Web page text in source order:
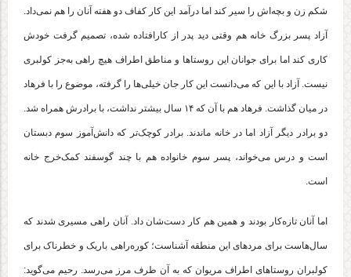
شکم زن و بچه‌‌اش را سیر کند اما درآمد این کار کفاف دو هفته آنان را هم نمی‌داد.
آزاد پسر بزرگ خانه هم وقتی دید پدر از کارافتاده شده، تصمیم گرفت خودش
کاری کند اما برای جوانان این روستاها و مناطق اطراف هیچ راهی به‌جز کولبری
نیست. آزاد با این که می‌دانست این کار جان خیلی‌ها را گرفته، موضوع را با فرهاد
در میان گذاشت. فرهاد هم با آن که ۱۴‌ سال بیشتر نداشت، با برادرش همراه شد.
دو برادر دیگر آزاد اما در خانه ماندند. برادر کوچک‌تر که دانش‌آموز سوم دبستان
است و درس می‌خواند، پسر سوم خانواده هم با چند گوسفند کمک‌خرج خانه
است.
اما آنان تازه‌کار بودند و همین هم کار دست‌شان داد. آنان راهی مسیری شدند که
سال‌هاست برای مردهای این منطقه آشناست؛ کوره‌راهی باریک و خطرناک برای
کولبران روستاهای اطراف مریوان که به آن طرف مرز می‌رسد. رحیم می‌گوید: